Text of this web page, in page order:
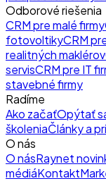
Odborové riešenia
CRM pre malé firmy
fotovoltikyCRM
realitných maklérov
servisCRM pre IT
stavebné firmy
Radíme
Ako začaťOpýtať
školeniaČlánky a
O nás
O násRaynet
médiáKontakt